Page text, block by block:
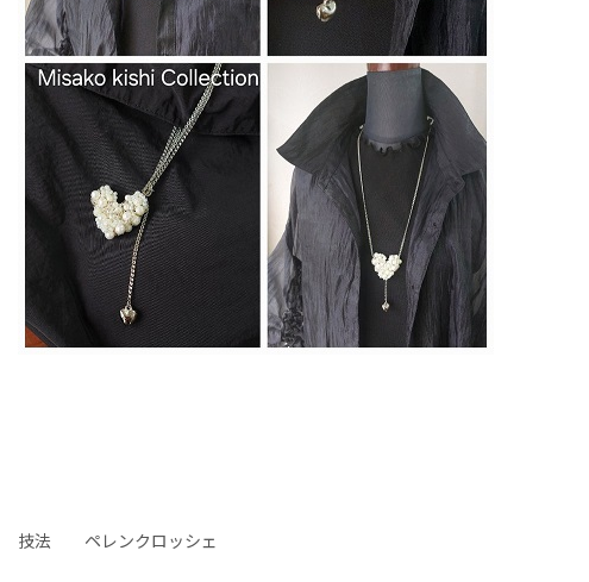
技法 ペレンクロッシェ